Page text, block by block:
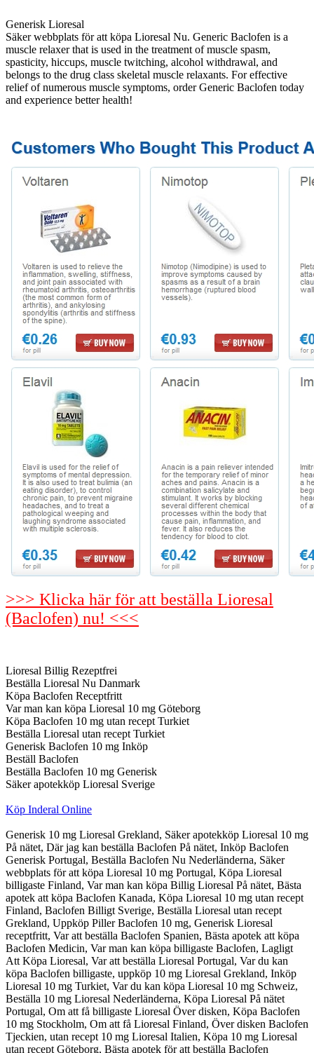
Generisk Lioresal
Säker webbplats för att köpa Lioresal Nu. Generic Baclofen is a
muscle relaxer that is used in the treatment of muscle spasm,
spasticity, hiccups, muscle twitching, alcohol withdrawal, and
belongs to the drug class skeletal muscle relaxants. For effective
relief of numerous muscle symptoms, order Generic Baclofen today
and experience better health!
>>> Klicka här för att beställa Lioresal
(Baclofen) nu! <<<
Lioresal Billig Rezeptfrei
Beställa Lioresal Nu Danmark
Köpa Baclofen Receptfritt
Var man kan köpa Lioresal 10 mg Göteborg
Köpa Baclofen 10 mg utan recept Turkiet
Beställa Lioresal utan recept Turkiet
Generisk Baclofen 10 mg Inköp
Beställ Baclofen
Beställa Baclofen 10 mg Generisk
Säker apotekköp Lioresal Sverige
Köp Inderal Online
Generisk 10 mg Lioresal Grekland, Säker apotekköp Lioresal 10 mg
På nätet, Där jag kan beställa Baclofen På nätet, Inköp Baclofen
Generisk Portugal, Beställa Baclofen Nu Nederländerna, Säker
webbplats för att köpa Lioresal 10 mg Portugal, Köpa Lioresal
billigaste Finland, Var man kan köpa Billig Lioresal På nätet, Bästa
apotek att köpa Baclofen Kanada, Köpa Lioresal 10 mg utan recept
Finland, Baclofen Billigt Sverige, Beställa Lioresal utan recept
Grekland, Uppköp Piller Baclofen 10 mg, Generisk Lioresal
receptfritt, Var att beställa Baclofen Spanien, Bästa apotek att köpa
Baclofen Medicin, Var man kan köpa billigaste Baclofen, Lagligt
Att Köpa Lioresal, Var att beställa Lioresal Portugal, Var du kan
köpa Baclofen billigaste, uppköp 10 mg Lioresal Grekland, Inköp
Lioresal 10 mg Turkiet, Var du kan köpa Lioresal 10 mg Schweiz,
Beställa 10 mg Lioresal Nederländerna, Köpa Lioresal På nätet
Portugal, Om att få billigaste Lioresal Över disken, Köpa Baclofen
10 mg Stockholm, Om att få Lioresal Finland, Över disken Baclofen
Tjeckien, utan recept 10 mg Lioresal Italien, Köpa 10 mg Lioresal
utan recept Göteborg, Bästa apotek för att beställa Baclofen